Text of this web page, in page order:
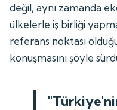
değil, aynı zamanda
ülkelerle iş birliği
referans noktası
konuşmasını şöyle